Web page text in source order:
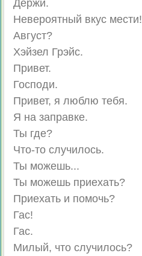
Держи.
Невероятный вкус мести!
Август?
Хэйзел Грэйс.
Привет.
Господи.
Привет, я люблю тебя.
Я на заправке.
Ты где?
Что-то случилось.
Ты можешь...
Ты можешь приехать?
Приехать и помочь?
Гас!
Гас.
Милый, что случилось?